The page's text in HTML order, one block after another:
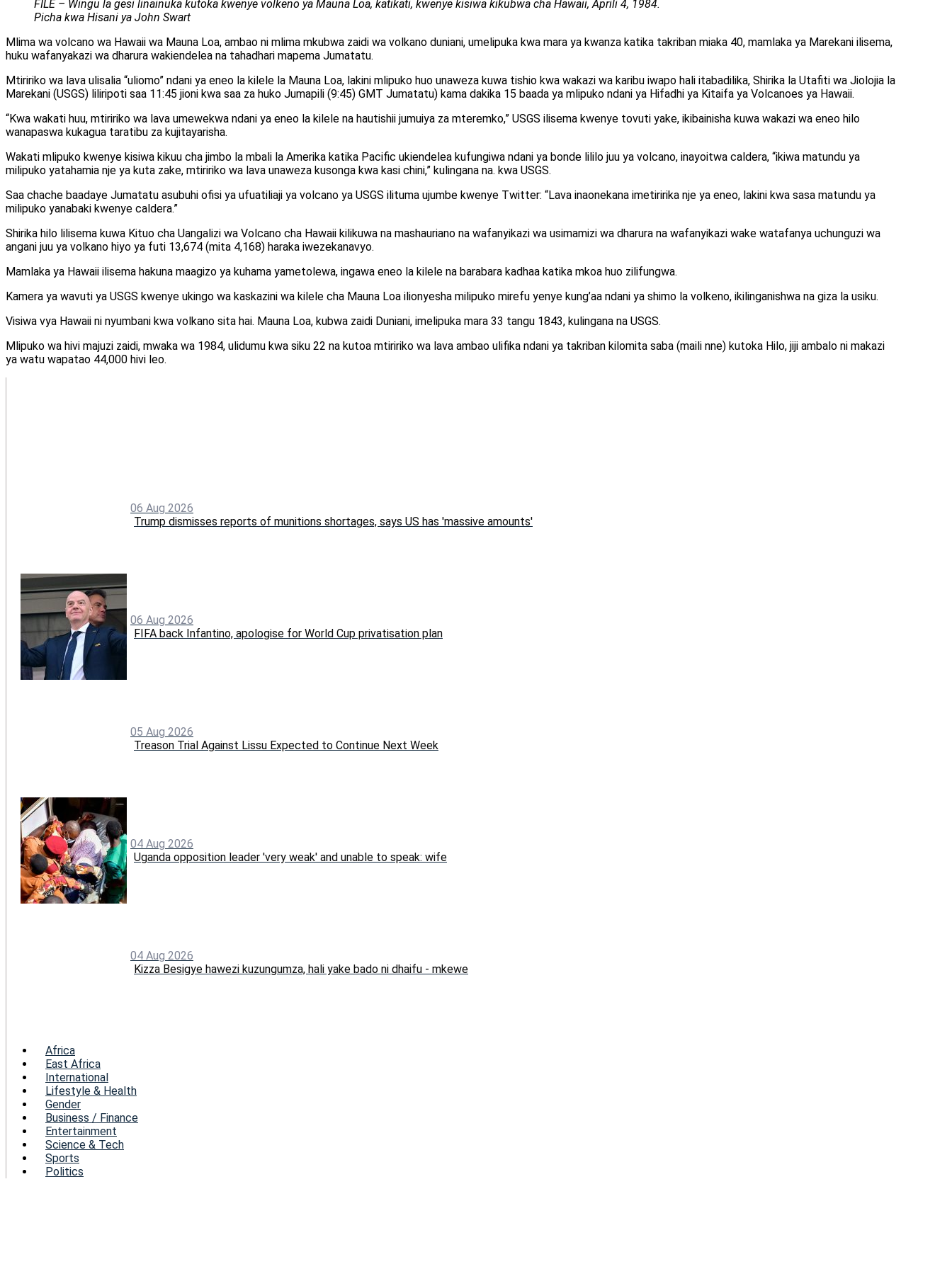
FILE – Wingu la gesi linainuka kutoka kwenye volkeno ya Mauna Loa, katikati, kwenye kisiwa kikubwa cha Hawaii, Aprili 4, 1984.
Picha kwa Hisani ya John Swart
Mlima wa volcano wa Hawaii wa Mauna Loa, ambao ni mlima mkubwa zaidi wa volkano duniani, umelipuka kwa mara ya kwanza katika takriban miaka 40, mamlaka ya Marekani ilisema,
huku wafanyakazi wa dharura wakiendelea na tahadhari mapema Jumatatu.
Mtiririko wa lava ulisalia “uliomo” ndani ya eneo la kilele la Mauna Loa, lakini mlipuko huo unaweza kuwa tishio kwa wakazi wa karibu iwapo hali itabadilika, Shirika la Utafiti wa Jiolojia la
Marekani (USGS) liliripoti saa 11:45 jioni kwa saa za huko Jumapili (9:45) GMT Jumatatu) kama dakika 15 baada ya mlipuko ndani ya Hifadhi ya Kitaifa ya Volcanoes ya Hawaii.
“Kwa wakati huu, mtiririko wa lava umewekwa ndani ya eneo la kilele na hautishii jumuiya za mteremko,” USGS ilisema kwenye tovuti yake, ikibainisha kuwa wakazi wa eneo hilo
wanapaswa kukagua taratibu za kujitayarisha.
Wakati mlipuko kwenye kisiwa kikuu cha jimbo la mbali la Amerika katika Pacific ukiendelea kufungiwa ndani ya bonde lililo juu ya volcano, inayoitwa caldera, “ikiwa matundu ya
milipuko yatahamia nje ya kuta zake, mtiririko wa lava unaweza kusonga kwa kasi chini,” kulingana na. kwa USGS.
Saa chache baadaye Jumatatu asubuhi ofisi ya ufuatiliaji ya volcano ya USGS ilituma ujumbe kwenye Twitter: “Lava inaonekana imetiririka nje ya eneo, lakini kwa sasa matundu ya
milipuko yanabaki kwenye caldera.”
Shirika hilo lilisema kuwa Kituo cha Uangalizi wa Volcano cha Hawaii kilikuwa na mashauriano na wafanyikazi wa usimamizi wa dharura na wafanyikazi wake watafanya uchunguzi wa
angani juu ya volkano hiyo ya futi 13,674 (mita 4,168) haraka iwezekanavyo.
Mamlaka ya Hawaii ilisema hakuna maagizo ya kuhama yametolewa, ingawa eneo la kilele na barabara kadhaa katika mkoa huo zilifungwa.
Kamera ya wavuti ya USGS kwenye ukingo wa kaskazini wa kilele cha Mauna Loa ilionyesha milipuko mirefu yenye kung’aa ndani ya shimo la volkeno, ikilinganishwa na giza la usiku.
Visiwa vya Hawaii ni nyumbani kwa volkano sita hai. Mauna Loa, kubwa zaidi Duniani, imelipuka mara 33 tangu 1843, kulingana na USGS.
Mlipuko wa hivi majuzi zaidi, mwaka wa 1984, ulidumu kwa siku 22 na kutoa mtiririko wa lava ambao ulifika ndani ya takriban kilomita saba (maili nne) kutoka Hilo, jiji ambalo ni makazi
ya watu wapatao 44,000 hivi leo.
06 Aug 2026
Trump dismisses reports of munitions shortages, says US has 'massive amounts'
06 Aug 2026
FIFA back Infantino, apologise for World Cup privatisation plan
05 Aug 2026
Treason Trial Against Lissu Expected to Continue Next Week
04 Aug 2026
Uganda opposition leader 'very weak' and unable to speak: wife
04 Aug 2026
Kizza Besigye hawezi kuzungumza, hali yake bado ni dhaifu - mkewe
Menu
Africa
East Africa
International
Lifestyle & Health
Gender
Business / Finance
Entertainment
Science & Tech
Sports
Politics